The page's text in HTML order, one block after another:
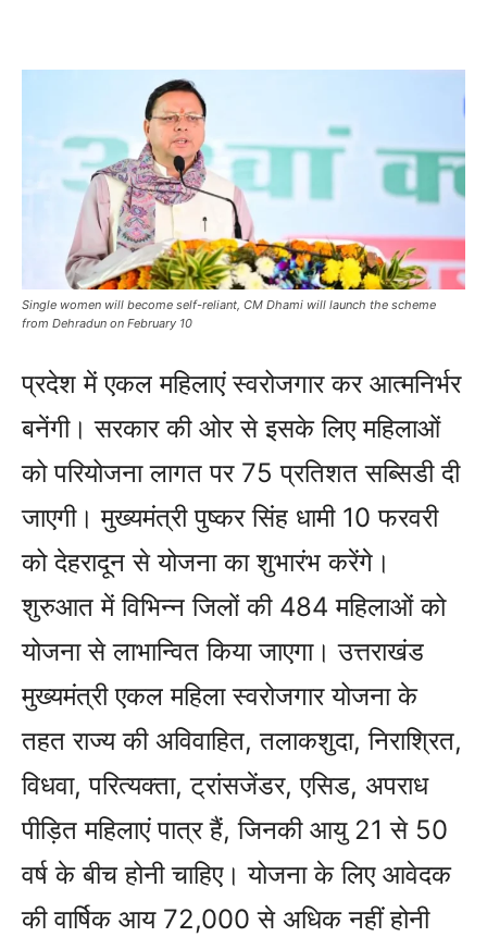
Single women will become self-reliant, CM Dhami will launch the scheme
from Dehradun on February 10
प्रदेश में एकल महिलाएं स्वरोजगार कर आत्मनिर्भर
बनेंगी। सरकार की ओर से इसके लिए महिलाओं
को परियोजना लागत पर 75 प्रतिशत सब्सिडी दी
जाएगी। मुख्यमंत्री पुष्कर सिंह धामी 10 फरवरी
को देहरादून से योजना का शुभारंभ करेंगे।
शुरुआत में विभिन्न जिलों की 484 महिलाओं को
योजना से लाभान्वित किया जाएगा। उत्तराखंड
मुख्यमंत्री एकल महिला स्वरोजगार योजना के
तहत राज्य की अविवाहित, तलाकशुदा, निराश्रित,
विधवा, परित्यक्ता, ट्रांसजेंडर, एसिड, अपराध
पीड़ित महिलाएं पात्र हैं, जिनकी आयु 21 से 50
वर्ष के बीच होनी चाहिए। योजना के लिए आवेदक
की वार्षिक आय 72,000 से अधिक नहीं होनी